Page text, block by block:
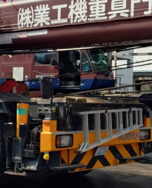
GR-160N
MR-130RfⅡ
KRM-13H
GR-120NL